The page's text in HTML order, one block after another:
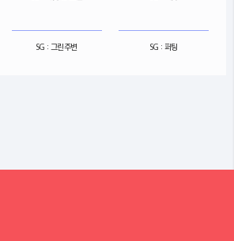
SG : 그린주변 SG : 퍼팅